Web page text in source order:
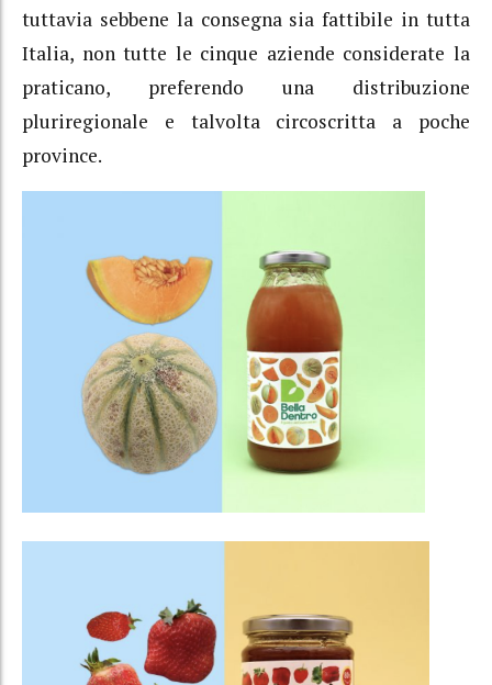
tuttavia sebbene la consegna sia fattibile in tutta
Italia, non tutte le cinque aziende considerate la
praticano, preferendo una distribuzione
pluriregionale e talvolta circoscritta a poche
province.